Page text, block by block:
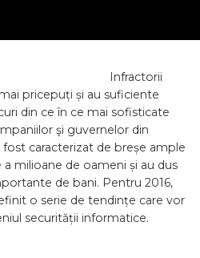
Infractorii
pricepuți și au suficiente
din ce în ce mai sofisticate
şi guvernelor din
fost caracterizat de breșe ample
milioane de oameni și au dus
de bani. Pentru 2016,
o serie de tendințe care vor
securității informatice.